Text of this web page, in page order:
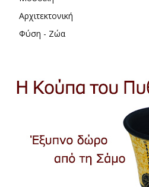
Αρχιτεκτονική
Φύση - Ζώα